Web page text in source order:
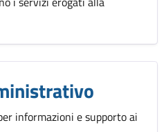
informazioni e supporto ai